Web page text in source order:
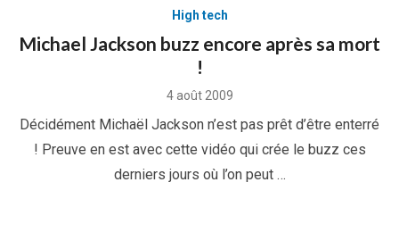
High tech
Michael Jackson buzz encore après sa mort
!
Posted
4 août 2009
Décidément Michaël Jackson n’est pas prêt d’être enterré
! Preuve en est avec cette vidéo qui crée le buzz ces
derniers jours où l’on peut …